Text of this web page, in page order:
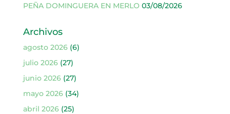
PEÑA DOMINGUERA EN MERLO 03/08/2026
Archivos
agosto 2026(6)
julio 2026(27)
junio 2026(27)
mayo 2026(34)
abril 2026(25)